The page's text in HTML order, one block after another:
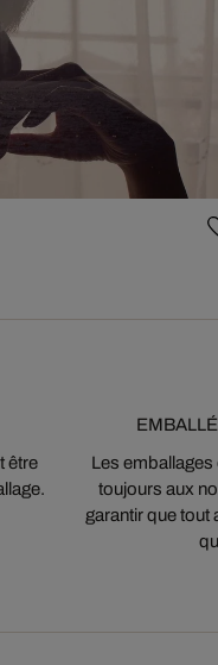
être
Les
toujours aux
garantir que tout